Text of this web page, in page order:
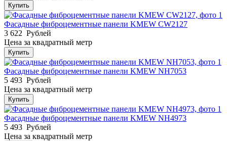
Купить
Фасадные фиброцементные панели KMEW CW2127
3 622 Рублей
Цена за квадратный метр
Купить
Фасадные фиброцементные панели KMEW NH7053
5 493 Рублей
Цена за квадратный метр
Купить
Фасадные фиброцементные панели KMEW NH4973
5 493 Рублей
Цена за квадратный метр